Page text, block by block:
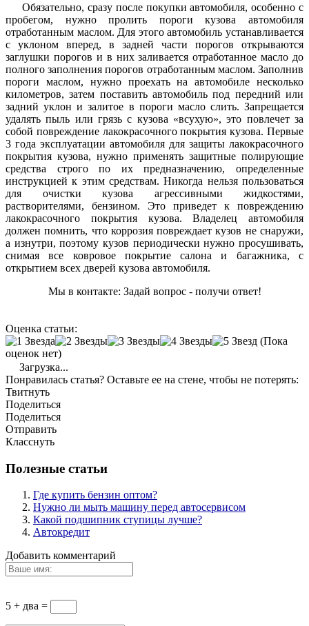
Обязательно, сразу после покупки автомобиля, особенно с
пробегом, нужно пролить пороги кузова автомобиля
отработанным маслом. Для этого автомобиль устанавливается
с уклоном вперед, в задней части порогов открываются
заглушки порогов и в них заливается отработанное масло до
полного заполнения порогов отработанным маслом. Заполнив
пороги маслом, нужно проехать на автомобиле несколько
километров, затем поставить автомобиль под передний или
задний уклон и залитое в пороги масло слить. Запрещается
удалять пыль или грязь с кузова «всухую», это повлечет за
собой повреждение лакокрасочного покрытия кузова. Первые
3 года эксплуатации автомобиля для защиты лакокрасочного
покрытия кузова, нужно применять защитные полирующие
средства строго по их предназначению, определенные
инструкцией к этим средствам. Никогда нельзя пользоваться
для очистки кузова агрессивными жидкостями,
растворителями, бензином. Это приведет к повреждению
лакокрасочного покрытия кузова. Владелец автомобиля
должен помнить, что коррозия повреждает кузов не снаружи,
а изнутри, поэтому кузов периодически нужно просушивать,
снимая все ковровое покрытие салона и багажника, с
открытием всех дверей кузова автомобиля.
Мы в контакте: Задай вопрос - получи ответ!
Оценка статьи:
(Пока
оценок нет)
Загрузка...
Понравилась статья? Оставьте ее на стене, чтобы не потерять:
Твитнуть
Поделиться
Поделиться
Отправить
Класснуть
Полезные статьи
Где купить бензин оптом?
Нужно ли мыть машину перед автосервисом
Какой подшипник ступицы лучше?
Автокредит
Добавить комментарий
5 + два =